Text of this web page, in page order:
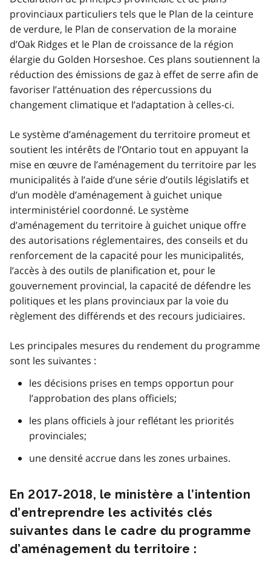
provinciaux particuliers tels que le Plan de la ceinture
de verdure, le Plan de conservation de la moraine
d’Oak Ridges et le Plan de croissance de la région
élargie du Golden Horseshoe. Ces plans soutiennent la
réduction des émissions de gaz à effet de serre afin de
favoriser l’atténuation des répercussions du
changement climatique et l’adaptation à celles-ci.
Le système d’aménagement du territoire promeut et
soutient les intérêts de l’Ontario tout en appuyant la
mise en œuvre de l’aménagement du territoire par les
municipalités à l’aide d’une série d’outils législatifs et
d’un modèle d’aménagement à guichet unique
interministériel coordonné. Le système
d’aménagement du territoire à guichet unique offre
des autorisations réglementaires, des conseils et du
renforcement de la capacité pour les municipalités,
l’accès à des outils de planification et, pour le
gouvernement provincial, la capacité de défendre les
politiques et les plans provinciaux par la voie du
règlement des différends et des recours judiciaires.
Les principales mesures du rendement du programme
sont les suivantes :
les décisions prises en temps opportun pour
l’approbation des plans officiels;
les plans officiels à jour reflétant les priorités
provinciales;
une densité accrue dans les zones urbaines.
En 2017-2018, le ministère a l’intention
d’entreprendre les activités clés
suivantes dans le cadre du programme
d’aménagement du territoire :